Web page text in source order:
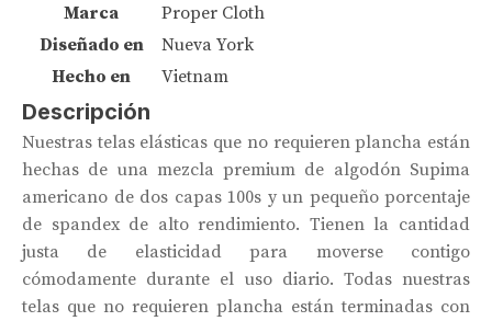
Marca
Proper Cloth
Diseñado en
Nueva York
Hecho en
Vietnam
Descripción
Nuestras telas elásticas que no requieren plancha están
hechas de una mezcla premium de algodón Supima
americano de dos capas 100s y un pequeño porcentaje
de spandex de alto rendimiento. Tienen la cantidad
justa de elasticidad para moverse contigo
cómodamente durante el uso diario. Todas nuestras
telas que no requieren plancha están terminadas con